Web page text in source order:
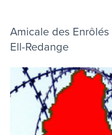
Amicale des
Ell-Redange